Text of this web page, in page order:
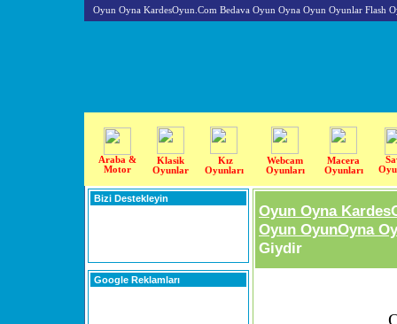
Oyun Oyna KardesOyun.Com Bedava Oyun Oyna Oyun Oyunlar Flash
Araba &
Motor
Klasik
Oyunlar
Kız
Oyunları
Webcam
Oyunları
Macera
Oyunları
Bizi Destekleyin
Google Reklamları
Oyun Oyna
Oyun OyunOyna
Giydir